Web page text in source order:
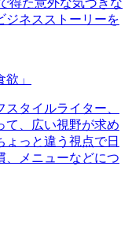
得た意外な気づきな
ジネスストーリーを
」
タイルライター、
て、広い視野が求め
ょっと違う視点で日
、メニューなどにつ